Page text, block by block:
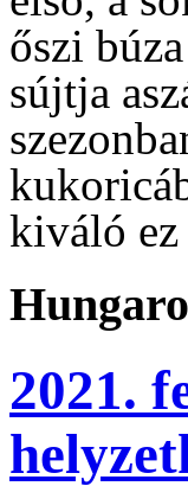
őszi
sújtja
kiváló
2021.